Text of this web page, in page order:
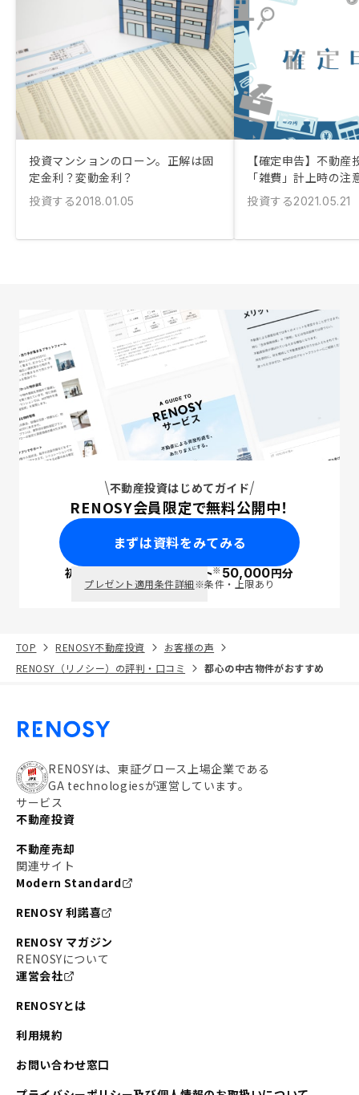
投資マンションのローン。正解は固
定金利？変動金利？
投資する2018.01.05
【確定申告】不動産
「雑費」計上時の注
投資する2021.05.21
不動産投資はじめてガイド
RENOSY会員限定で無料公開中！
まずは資料をみてみる
初回面談で ポイント※50,000円分
プレゼント適用条件詳細※条件・上限あり
TOP RENOSY不動産投資
お客様の声
RENOSY（リノシー）の評判・口コミ
都心の中古物件がおすすめ
RENOSYは、東証グロース上場企業である
GA technologiesが運営しています。
サービス
不動産投資
不動産売却
関連サイト
Modern Standard
RENOSY 利諾喜
RENOSY マガジン
RENOSYについて
運営会社
RENOSYとは
利用規約
お問い合わせ窓口